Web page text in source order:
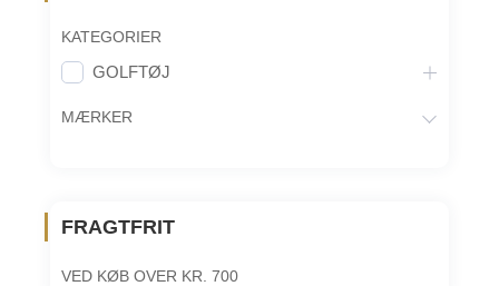
KATEGORIER
GOLFTØJ
MÆRKER
FRAGTFRIT
VED KØB OVER KR. 700